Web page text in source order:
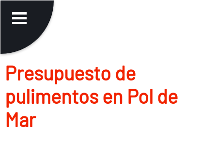
Presupuesto de
pulimentos en Pol de
Mar